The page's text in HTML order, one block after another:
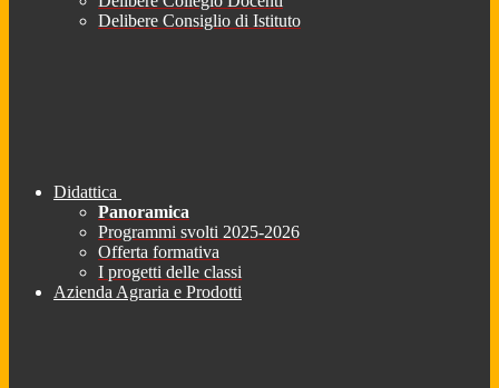
Delibere Consiglio di Istituto
Didattica
Panoramica
Programmi svolti 2025-2026
Offerta formativa
I progetti delle classi
Azienda Agraria e Prodotti